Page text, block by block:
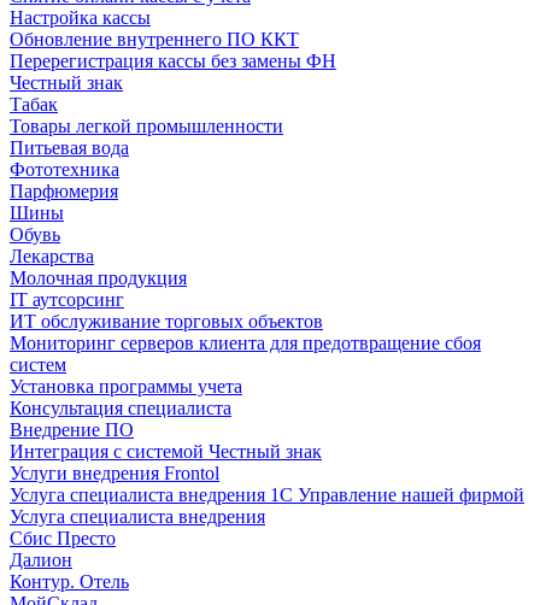
Настройка кассы
Обновление внутреннего ПО ККТ
Перерегистрация кассы без замены ФН
Честный знак
Табак
Товары легкой промышленности
Питьевая вода
Фототехника
Парфюмерия
Шины
Обувь
Лекарства
Молочная продукция
IT аутсорсинг
ИТ обслуживание торговых объектов
Мониторинг серверов клиента для предотвращение сбоя
систем
Установка программы учета
Консультация специалиста
Внедрение ПО
Интеграция с системой Честный знак
Услуги внедрения Frontol
Услуга специалиста внедрения 1С Управление нашей фирмой
Услуга специалиста внедрения
Сбис Престо
Далион
Контур. Отель